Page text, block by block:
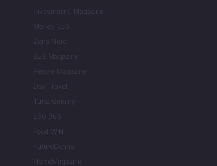
Investimenti Magazine
Money 365
Zona Nerd
B2B Magazine
People Magazine
Day Travel
Tutto Gaming
ESG 365
Food Wiki
FuturoDonna
HomeMagazine